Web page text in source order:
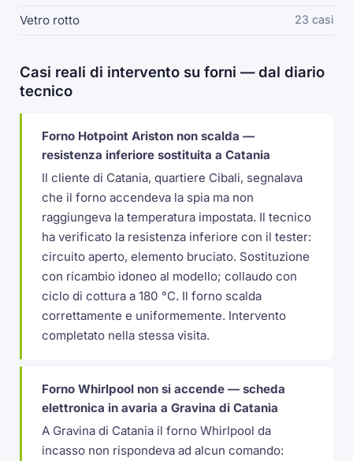
Vetro rotto 23 casi
Casi reali di intervento su forni — dal diario
tecnico
Forno Hotpoint Ariston non scalda —
resistenza inferiore sostituita a Catania
Il cliente di Catania, quartiere Cibali, segnalava
che il forno accendeva la spia ma non
raggiungeva la temperatura impostata. Il tecnico
ha verificato la resistenza inferiore con il tester:
circuito aperto, elemento bruciato. Sostituzione
con ricambio idoneo al modello; collaudo con
ciclo di cottura a 180 °C. Il forno scalda
correttamente e uniformemente. Intervento
completato nella stessa visita.
Forno Whirlpool non si accende — scheda
elettronica in avaria a Gravina di Catania
A Gravina di Catania il forno Whirlpool da
incasso non rispondeva ad alcun comando: